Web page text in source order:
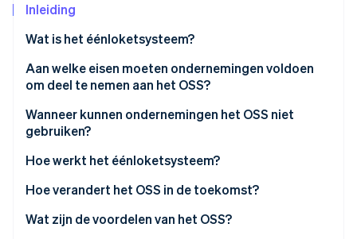
Nu bekijken
Inleiding
Wat is het éénloketsysteem?
Wat is ViDA?
Aan welke eisen moeten ondernemingen voldoen
om deel te nemen aan het OSS?
Leveringsdrempel
Wanneer kunnen ondernemingen het OSS niet
gebruiken?
Wanneer ze de kleineondernemersregeling
belastingheffing
Hoe werkt het éénloketsysteem?
Registreren in het OSS
Documenten over internationale verkoop
Hoe verandert het OSS in de toekomst?
Wat zijn de voordelen van het OSS?